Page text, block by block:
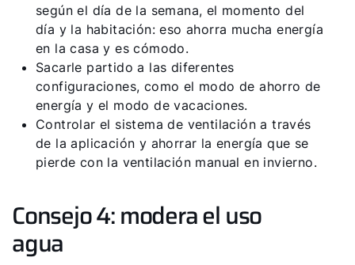
según el día de la semana, el momento del
día y la habitación: eso ahorra mucha energía
en la casa y es cómodo.
Sacarle partido a las diferentes
configuraciones, como el modo de ahorro de
energía y el modo de vacaciones.
Controlar el sistema de ventilación a través
de la aplicación y ahorrar la energía que se
pierde con la ventilación manual en invierno.
Consejo 4: modera el uso
agua